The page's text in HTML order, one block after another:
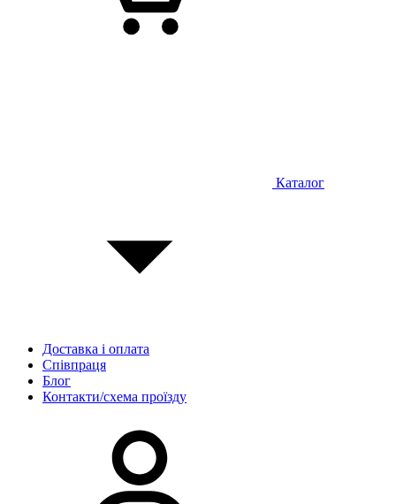
Каталог
Доставка і оплата
Співпраця
Блог
Контакти/схема проїзду